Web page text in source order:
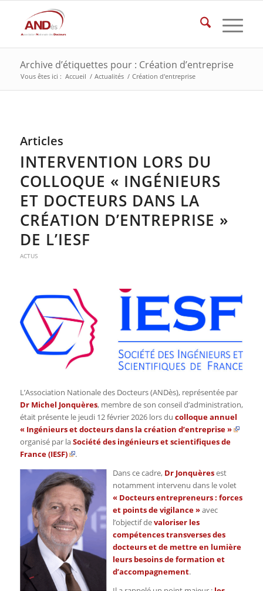
Archive d’étiquettes pour : Création d’entreprise
Vous êtes ici : Accueil / Actualités / Création d'entreprise
Articles
INTERVENTION LORS DU
COLLOQUE « INGÉNIEURS
ET DOCTEURS DANS LA
CRÉATION D’ENTREPRISE »
DE L’IESF
ACTUS
L’Association Nationale des Docteurs (ANDès), représentée par
Dr Michel Jonquères, membre de son conseil d’administration,
était présente le jeudi 12 février 2026 lors du colloque annuel
« Ingénieurs et docteurs dans la création d’entreprise »
organisé par laSociété des ingénieurs et scientifiques de
France (IESF)
.
Dans ce cadre,Dr Jonquèresest
notamment intervenu dans le volet
« Docteurs entrepreneurs : forces
et points de vigilance »avec
l’objectif devaloriser les
compétences transverses des
docteurs et de mettre en lumière
leurs besoins de formation et
d’accompagnement.